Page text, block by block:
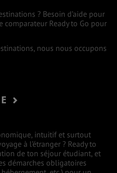
? Besoin d’aide pour
Ready to Go pour
nous nous occupons
intuitif et surtout
à l’étranger ? Ready to
de ton séjour étudiant, et
démarches obligatoires